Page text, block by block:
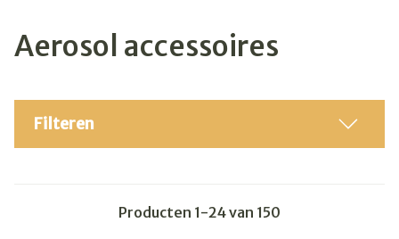
Aerosol accessoires
Filteren
Producten 1-24van 150